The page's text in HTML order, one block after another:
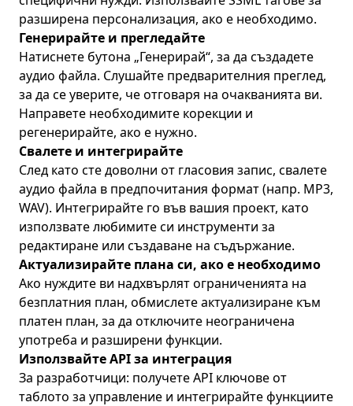
разширена персонализация, ако е необходимо.
Генерирайте и прегледайте
Натиснете бутона „Генерирай“, за да създадете
аудио файла. Слушайте предварителния преглед,
за да се уверите, че отговаря на очакванията ви.
Направете необходимите корекции и
регенерирайте, ако е нужно.
Свалете и интегрирайте
След като сте доволни от гласовия запис, свалете
аудио файла в предпочитания формат (напр. MP3,
WAV). Интегрирайте го във вашия проект, като
използвате любимите си инструменти за
редактиране или създаване на съдържание.
Актуализирайте плана си, ако е необходимо
Ако нуждите ви надхвърлят ограниченията на
безплатния план, обмислете актуализиране към
платен план, за да отключите неограничена
употреба и разширени функции.
Използвайте API за интеграция
За разработчици: получете API ключове от
таблото за управление и интегрирайте функциите